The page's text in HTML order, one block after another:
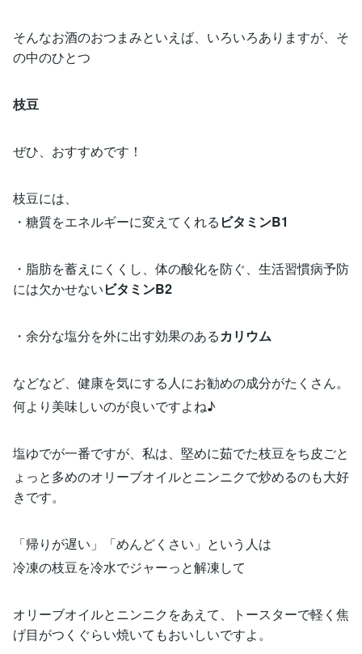
そんなお酒のおつまみといえば、いろいろありますが、そ
の中のひとつ
枝豆
ぜひ、おすすめです！
枝豆には、
・糖質をエネルギーに変えてくれる ビタミンB1
・脂肪を蓄えにくくし、体の酸化を防ぐ、生活習慣病予防
には欠かせないビタミンB2
・余分な塩分を外に出す効果のあるカリウム
などなど、健康を気にする人にお勧めの成分がたくさん。
何より美味しいのが良いですよね♪
塩ゆでが一番ですが、私は、堅めに茹でた枝豆をち皮ごと
ょっと多めのオリーブオイルとニンニクで炒めるのも大好
きです。
「帰りが遅い」「めんどくさい」という人は
冷凍の枝豆を冷水でジャーっと解凍して
オリーブオイルとニンニクをあえて、トースターで軽く焦
げ目がつくぐらい焼いてもおいしいですよ。